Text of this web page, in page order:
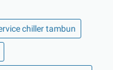
chiller tambun